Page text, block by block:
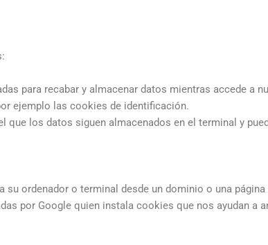
para recabar y almacenar datos mientras accede a
ejemplo las cookies de identificación.
los datos siguen almacenados en el terminal y
su ordenador o terminal desde un dominio o una
por Google quien instala cookies que nos ayudan a